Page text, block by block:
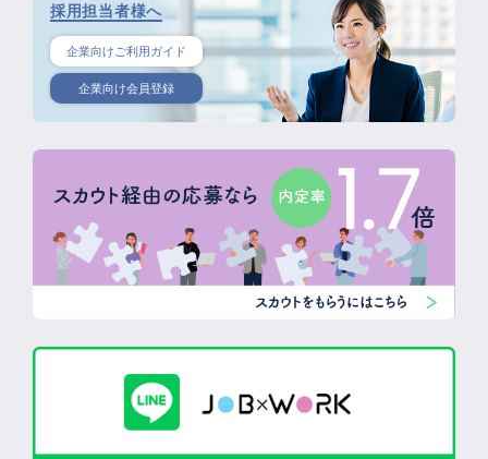
採用担当者様へ
企業向けご利用ガイド
企業向け会員登録